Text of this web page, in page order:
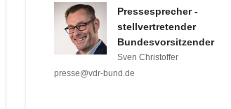
Pressesprecher -
stellvertretender
Bundesvorsitzender
Sven Christoffer
presse@vdr-bund.de